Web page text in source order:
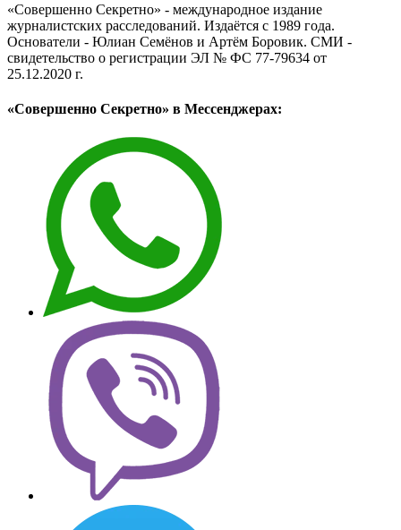
«Совершенно Секретно» - международное издание
журналистских расследований. Издаётся с 1989 года.
Основатели - Юлиан Семёнов и Артём Боровик. CМИ -
свидетельство о регистрации ЭЛ № ФС 77-79634 от
25.12.2020 г.
«Совершенно Секретно» в Мессенджерах: